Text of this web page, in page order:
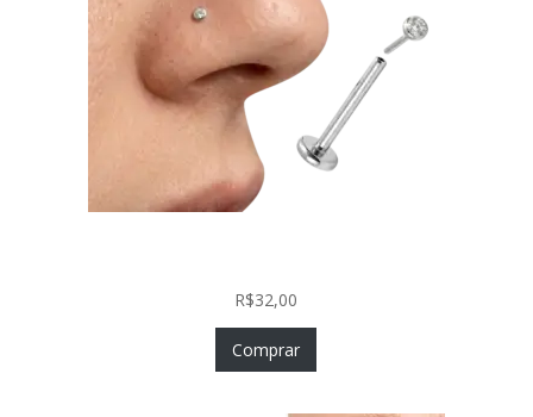
R$32,00
Comprar